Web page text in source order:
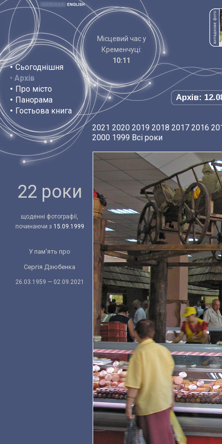
• Сьогоднішня
• Архів
• Про місто
• Панорама
• Гостьова книга
Місцевий час у
Кременчуці:
10:11
Архів:
22 роки
щоденні фотографії,
починаючи з 15.09.1999
У пам'ять про
Сергія Дзюбенка
26.03.1959 — 02.09.2021
2021 2020 2019 2018 2017 2016
2000 1999 Всі роки